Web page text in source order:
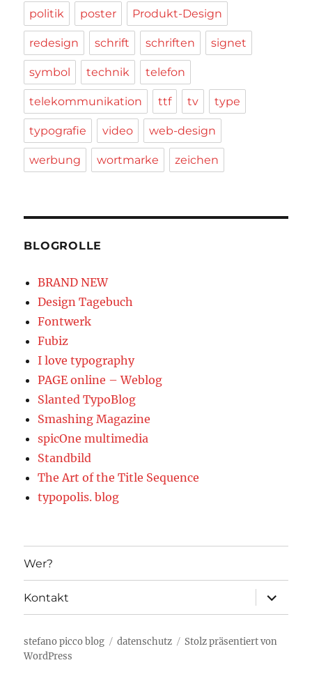
politik poster Produkt-Design
redesign schrift schriften signet
symbol technik telefon
telekommunikation ttf tv type
typografie video web-design
werbung wortmarke zeichen
BLOGROLLE
BRAND NEW
Design Tagebuch
Fontwerk
Fubiz
I love typography
PAGE online – Weblog
Slanted TypoBlog
Smashing Magazine
spicOne multimedia
Standbild
The Art of the Title Sequence
typopolis. blog
Wer?
Kontakt
öffnen
stefano picco blog datenschutz
Stolz präsentiert von
WordPress